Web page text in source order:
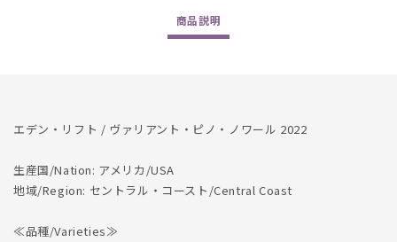
ら
や
商品説明
エデン・リフト / ヴァリアント・ピノ・ノワール 2022
生産国/Nation: アメリカ/USA
地域/Region: セントラル・コースト/Central Coast
≪品種/Varieties≫